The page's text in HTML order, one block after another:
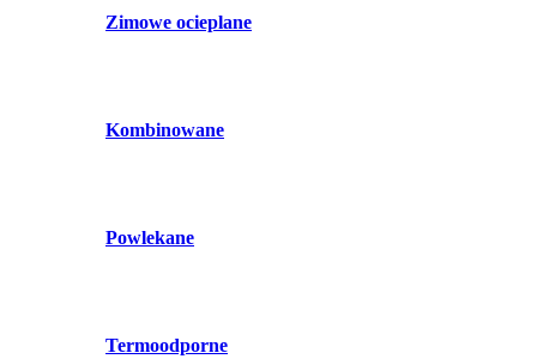
Zimowe ocieplane
Kombinowane
Powlekane
Termoodporne